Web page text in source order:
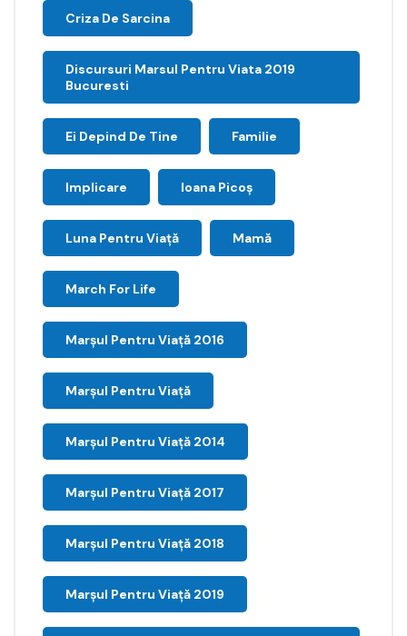
Criza De Sarcina
Discursuri Marsul Pentru Viata 2019
Bucuresti
Ei Depind De Tine Familie
Implicare Ioana Picoş
Luna Pentru Viață Mamă
March For Life
Marşul Pentru Viaţă 2016
Marșul Pentru Viață
Marșul Pentru Viață 2014
Marșul Pentru Viață 2017
Marșul Pentru Viață 2018
Marșul Pentru Viață 2019